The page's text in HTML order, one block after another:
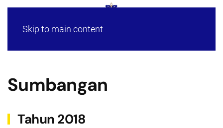
Skip to main content
Sumbangan
Tahun 2018